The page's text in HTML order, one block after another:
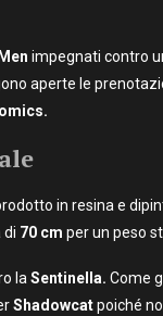
impegnati contro
aperte le
in resina e
di 70 cm per un peso
laSentinella. Come
Shadowcatpoiché